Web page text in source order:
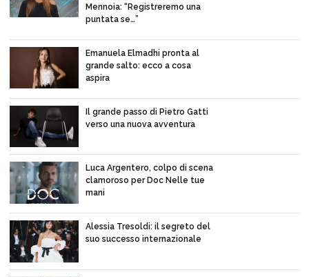
Mennoia: “Registreremo una
puntata se…”
Emanuela Elmadhi pronta al
grande salto: ecco a cosa
aspira
Il grande passo di Pietro Gatti
verso una nuova avventura
Luca Argentero, colpo di scena
clamoroso per Doc Nelle tue
mani
Alessia Tresoldi: il segreto del
suo successo internazionale